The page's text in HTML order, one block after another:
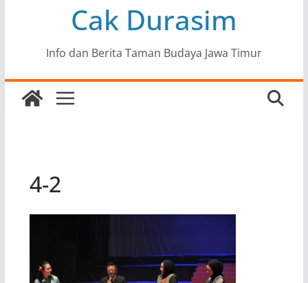
Cak Durasim
Info dan Berita Taman Budaya Jawa Timur
4-2